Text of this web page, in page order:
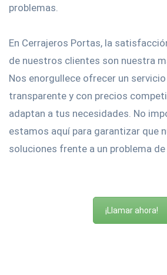
problemas.
En Cerrajeros Portas, la
de nuestros clientes son nuestra
Nos enorgullece ofrecer un
transparente y con precios
adaptan a tus necesidades. No
estamos aquí para garantizar que
soluciones frente a un problema
¡Llamar ahora!